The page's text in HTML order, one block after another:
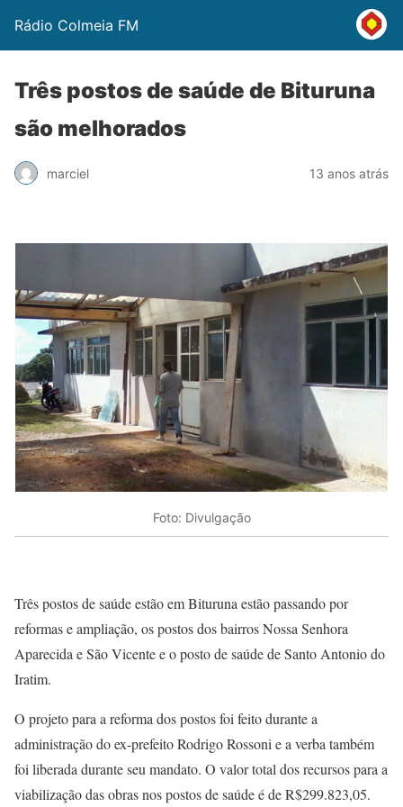
Rádio Colmeia FM
Três postos de saúde de Bituruna
são melhorados
marciel 13 anos atrás
Foto: Divulgação
Três postos de saúde estão em Bituruna estão passando por
reformas e ampliação, os postos dos bairros Nossa Senhora
Aparecida e São Vicente e o posto de saúde de Santo Antonio do
Iratim.
O projeto para a reforma dos postos foi feito durante a
administração do ex-prefeito Rodrigo Rossoni e a verba também
foi liberada durante seu mandato. O valor total dos recursos para a
viabilização das obras nos postos de saúde é de R$299.823,05.